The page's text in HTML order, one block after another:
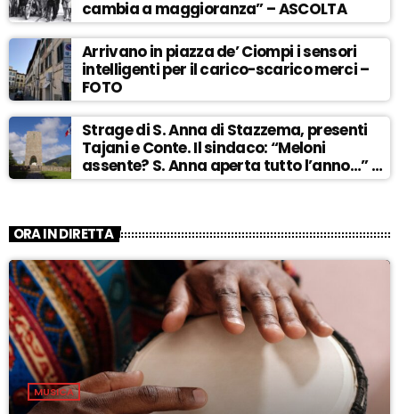
cambia a maggioranza” – ASCOLTA
Arrivano in piazza de’ Ciompi i sensori
intelligenti per il carico-scarico merci –
FOTO
Strage di S. Anna di Stazzema, presenti
Tajani e Conte. Il sindaco: “Meloni
assente? S. Anna aperta tutto l’anno…” –
ASCOLTA
ORA IN DIRETTA
MUSICA